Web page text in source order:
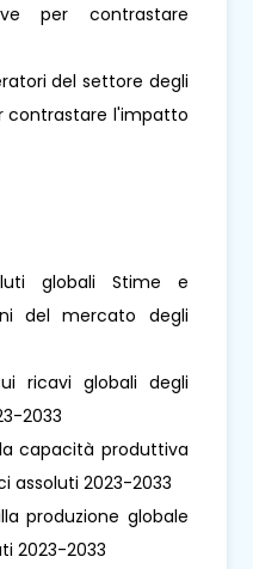
per contrastare
del settore degli
contrastare l'impatto
globali Stime e
del mercato degli
ricavi globali degli
2033
capacità produttiva
assoluti 2023-2033
produzione globale
2023-2033